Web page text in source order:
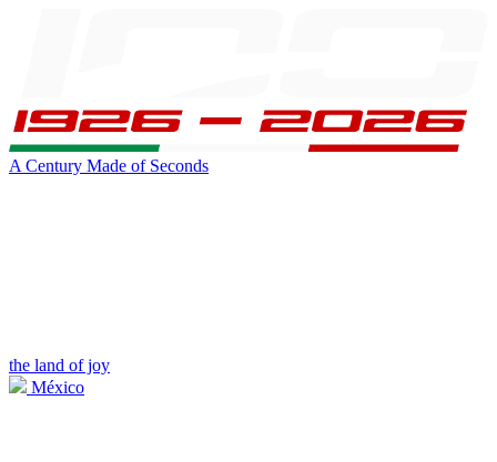
A Century Made of Seconds
the land of joy
México